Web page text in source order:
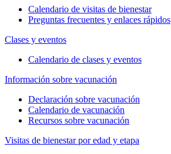
Calendario de visitas de bienestar
Preguntas frecuentes y enlaces rápidos
Clases y eventos
Calendario de clases y eventos
Información sobre vacunación
Declaración sobre vacunación
Calendario de vacunación
Recursos sobre vacunación
Visitas de bienestar por edad y etapa